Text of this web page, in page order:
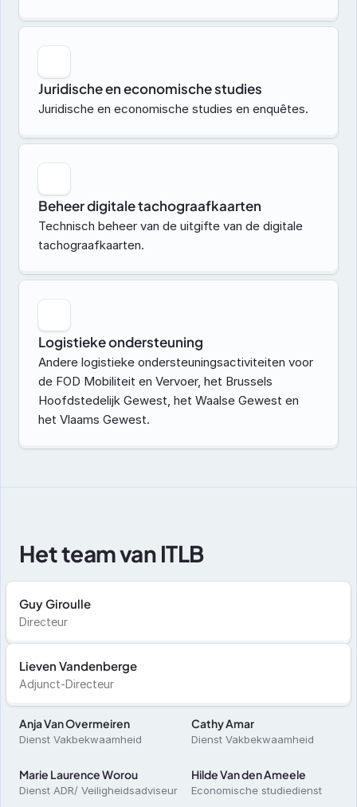
Juridische en economische studies
Juridische en economische studies en enquêtes.
Beheer digitale tachograafkaarten
Technisch beheer van de uitgifte van de digitale
tachograafkaarten.
Logistieke ondersteuning
Andere logistieke ondersteuningsactiviteiten voor
de FOD Mobiliteit en Vervoer, het Brussels
Hoofdstedelijk Gewest, het Waalse Gewest en
het Vlaams Gewest.
Het team van ITLB
Guy Giroulle
Directeur
Lieven Vandenberge
Adjunct-Directeur
Anja Van Overmeiren
Dienst Vakbekwaamheid
Cathy Amar
Dienst Vakbekwaamheid
Marie Laurence Worou
Dienst ADR/ Veiligheidsadviseur
Hilde Van den Ameele
Economische studiedienst